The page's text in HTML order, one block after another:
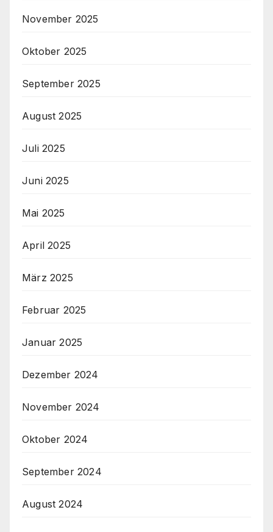
November 2025
Oktober 2025
September 2025
August 2025
Juli 2025
Juni 2025
Mai 2025
April 2025
März 2025
Februar 2025
Januar 2025
Dezember 2024
November 2024
Oktober 2024
September 2024
August 2024